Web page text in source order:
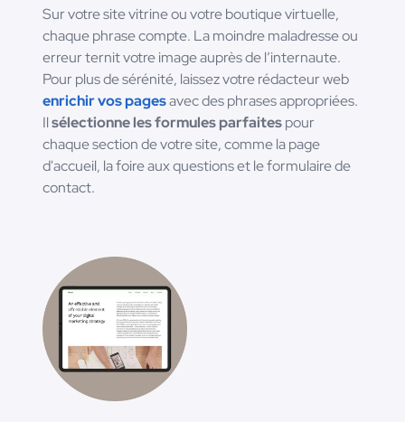
Sur votre site vitrine ou votre boutique virtuelle,
chaque phrase compte. La moindre maladresse ou
erreur ternit votre image auprès de l’internaute.
Pour plus de sérénité, laissez votre rédacteur web
enrichir vos pagesavec des phrases appropriées.
Ilsélectionne les formules parfaitespour
chaque section de votre site, comme la page
d'accueil, la foire aux questions et le formulaire de
contact.